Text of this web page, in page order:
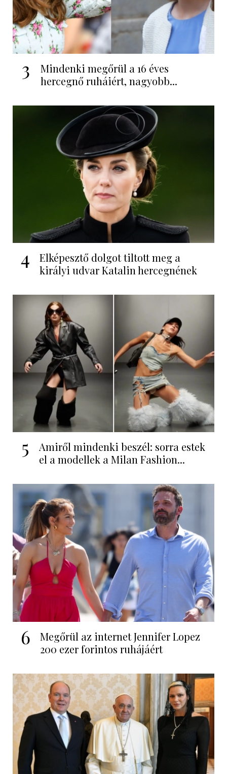
3
Mindenki megőrül a 16 éves
hercegnő ruháiért, nagyobb...
4
Elképesztő dolgot tiltott meg a
királyi udvar Katalin hercegnének
5
Amiről mindenki beszél: sorra estek
el a modellek a Milan Fashion...
6
Megőrül az internet Jennifer Lopez
200 ezer forintos ruhájáért